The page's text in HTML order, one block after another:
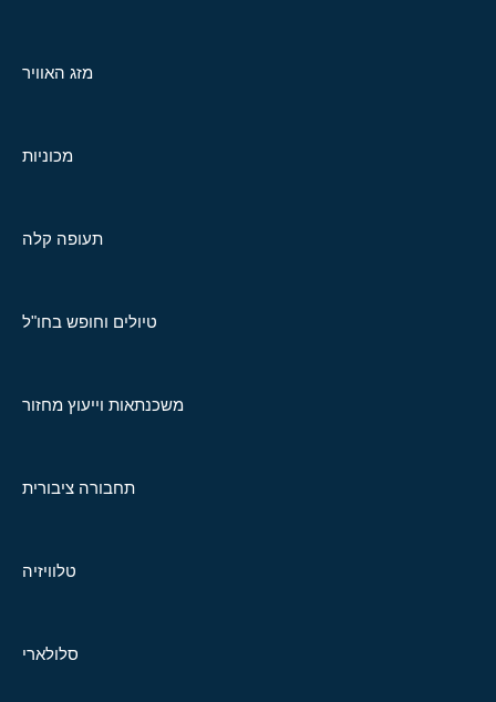
מזג האוויר
מכוניות
תעופה קלה
טיולים וחופש בחו"ל
משכנתאות וייעוץ מחזור
תחבורה ציבורית
טלוויזיה
סלולארי